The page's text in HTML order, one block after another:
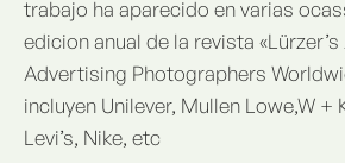
trabajo ha aparecido en varias
edicion anual de la revista
Advertising Photographers
incluyen Unilever, Mullen Lowe,W +
Levi’s, Nike, etc